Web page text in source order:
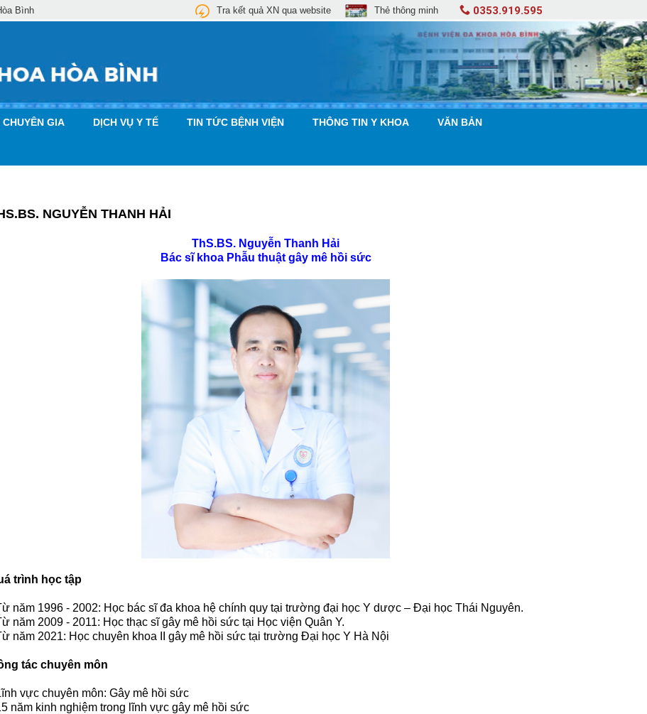
Bình 0353.919.595
Tra kết quả XN qua website Thẻ thông minh
GIA DỊCH VỤ Y TẾ TIN TỨC BỆNH VIỆN THÔNG TIN Y KHOA VĂN BẢN
NGUYỄN THANH HẢI
ThS.BS. Nguyễn Thanh Hải
Bác sĩ khoa Phẫu thuật gây mê hồi sức
trình học tập
năm 1996 - 2002: Học bác sĩ đa khoa hệ chính quy tại trường đại học Y dược – Đại học Thái Nguyên.
năm 2009 - 2011: Học thạc sĩ gây mê hồi sức tại Học viện Quân Y.
năm 2021: Học chuyên khoa II gây mê hồi sức tại trường Đại học Y Hà Nội
tác chuyên môn
vực chuyên môn: Gây mê hồi sức
năm kinh nghiệm trong lĩnh vực gây mê hồi sức